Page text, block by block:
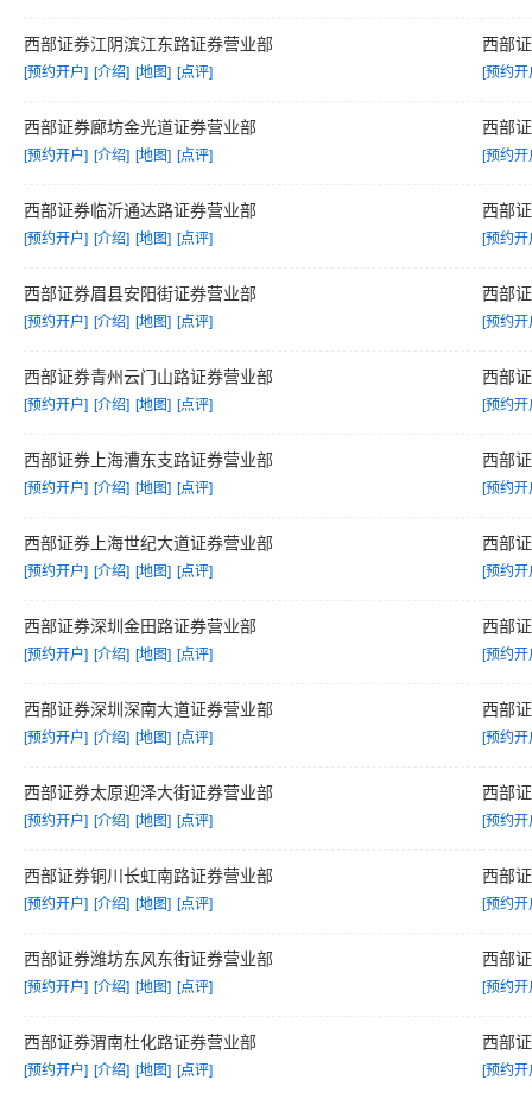
西部证券江阴滨江东路证券营业部
[预约开户] [介绍] [地图] [点评]
西部
[预约开
西部证券廊坊金光道证券营业部
[预约开户] [介绍] [地图] [点评]
西部
[预约开
西部证券临沂通达路证券营业部
[预约开户] [介绍] [地图] [点评]
西部
[预约开
西部证券眉县安阳街证券营业部
[预约开户] [介绍] [地图] [点评]
西部
[预约开
西部证券青州云门山路证券营业部
[预约开户] [介绍] [地图] [点评]
西部
[预约开
西部证券上海漕东支路证券营业部
[预约开户] [介绍] [地图] [点评]
西部
[预约开
西部证券上海世纪大道证券营业部
[预约开户] [介绍] [地图] [点评]
西部
[预约开
西部证券深圳金田路证券营业部
[预约开户] [介绍] [地图] [点评]
西部
[预约开
西部证券深圳深南大道证券营业部
[预约开户] [介绍] [地图] [点评]
西部
[预约开
西部证券太原迎泽大街证券营业部
[预约开户] [介绍] [地图] [点评]
西部
[预约开
西部证券铜川长虹南路证券营业部
[预约开户] [介绍] [地图] [点评]
西部
[预约开
西部证券潍坊东风东街证券营业部
[预约开户] [介绍] [地图] [点评]
西部
[预约开
西部证券渭南杜化路证券营业部
[预约开户] [介绍] [地图] [点评]
西部
[预约开